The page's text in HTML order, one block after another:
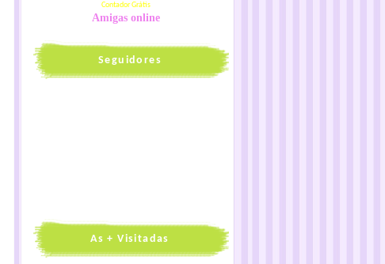
Contador Grátis
Amigas online
Seguidores
As + Visitadas